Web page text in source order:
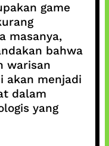
game
masanya,
bahwa
warisan
akan menjadi
dalam
yang